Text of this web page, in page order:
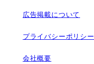
広告掲載について
プライバシーポリシー
会社概要